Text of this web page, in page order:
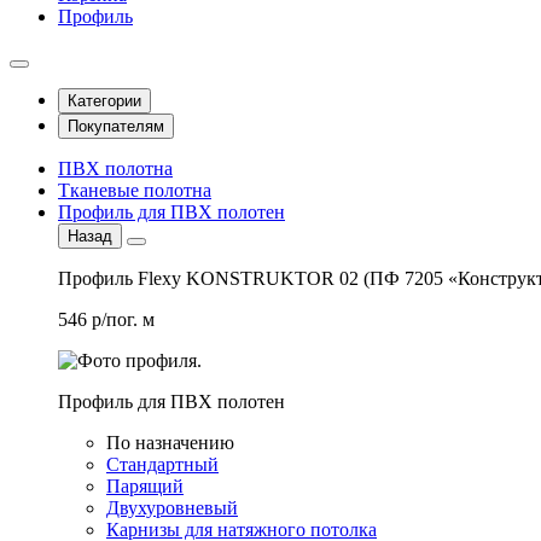
Профиль
Категории
Покупателям
ПВХ полотна
Тканевые полотна
Профиль для ПВХ полотен
Назад
Профиль Flexy KONSTRUKTOR 02 (ПФ 7205
546 р/пог. м
Профиль для ПВХ полотен
По назначению
Стандартный
Парящий
Двухуровневый
Карнизы для натяжного потолка